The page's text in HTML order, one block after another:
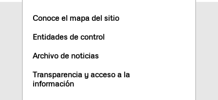
Conoce el mapa del sitio
Entidades de control
Archivo de noticias
Transparencia y acceso a la
información